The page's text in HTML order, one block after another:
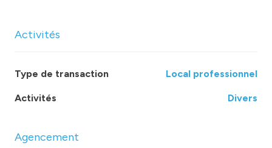
Activités
Type de transaction Local professionnel
Activités Divers
Agencement